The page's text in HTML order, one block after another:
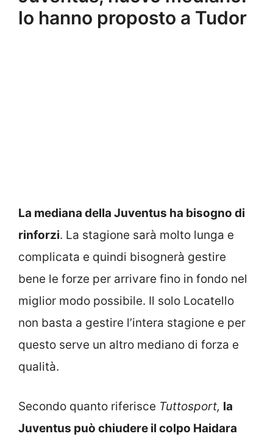
lo hanno proposto a Tudor
La mediana della Juventus ha bisogno di
rinforzi. La stagione sarà molto lunga e
complicata e quindi bisognerà gestire
bene le forze per arrivare fino in fondo nel
miglior modo possibile. Il solo Locatello
non basta a gestire l’intera stagione e per
questo serve un altro mediano di forza e
qualità.
Secondo quanto riferisce Tuttosport, la
Juventus può chiudere il colpo Haidara